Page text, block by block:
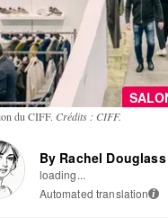
du CIFF. Crédits : CIFF.
By Rachel Douglass
loading...
Automated translation i